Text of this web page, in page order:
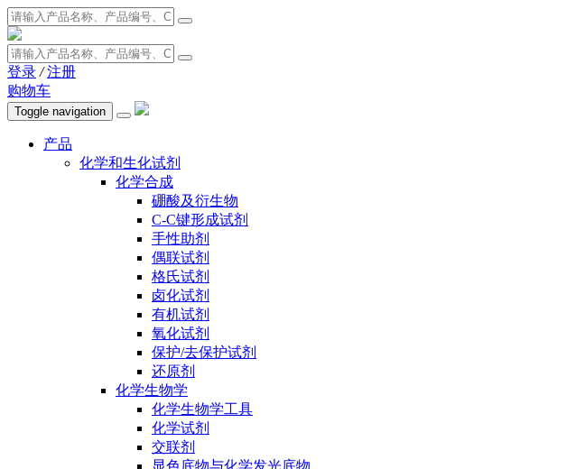
登录 / 注册
购物车
Toggle navigation
产品
化学和生化试剂
化学合成
硼酸及衍生物
C-C键形成试剂
手性助剂
偶联试剂
格氏试剂
卤化试剂
有机试剂
氧化试剂
保护/去保护试剂
还原剂
化学生物学
化学生物学工具
化学试剂
交联剂
显色底物与化学发光底物